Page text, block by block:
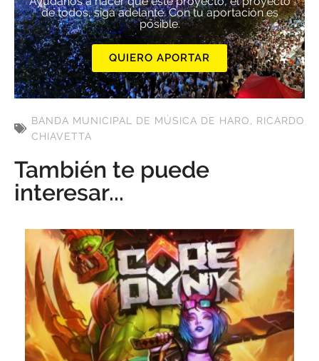
de todos, siga adelante. Con tu aportación es
posible.
QUIERO APORTAR
BANDA MUNICIPAL DE MÚSICA DE HARO, RICARDO
CHIAVETTA
También te puede
interesar...